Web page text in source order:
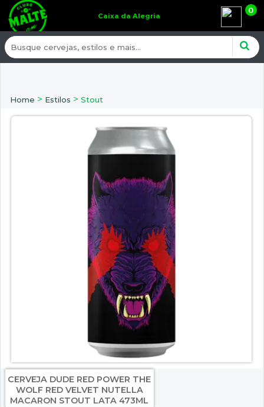
Caixa da Alegria
0
Home > Estilos > Stout
CERVEJA DUDE RED POWER THE
WOLF RED VELVET NUTELLA
MACARON STOUT LATA 473ML